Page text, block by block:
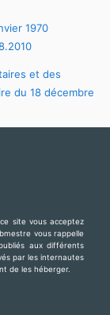
1970
et des
du 18 décembre
site vous acceptez
vous rappelle
aux différents
par les internautes
de les héberger.